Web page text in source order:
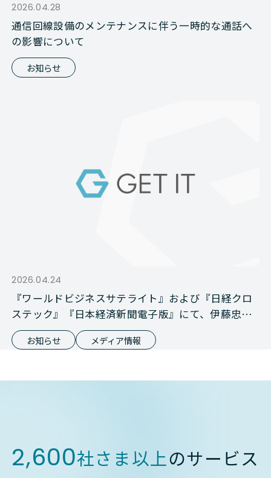
2026.04.28
通信回線設備のメンテナンスに伴う一時的な通話へ
の影響について
お知らせ
2026.04.24
『ワールドビジネスサテライト』および『日経クロ
ステック』『日本経済新聞電子版』にて、伊藤忠商
事との資本業務提携が報じられました
お知らせ メディア情報
2,600社さま以上のサービス